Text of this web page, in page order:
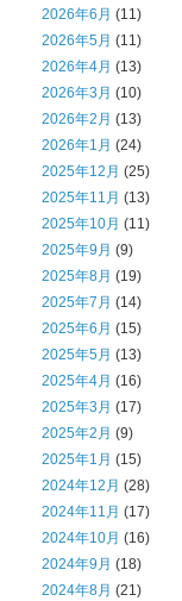
2026年6月 (11)
2026年5月 (11)
2026年4月 (13)
2026年3月 (10)
2026年2月 (13)
2026年1月 (24)
2025年12月 (25)
2025年11月 (13)
2025年10月 (11)
2025年9月 (9)
2025年8月 (19)
2025年7月 (14)
2025年6月 (15)
2025年5月 (13)
2025年4月 (16)
2025年3月 (17)
2025年2月 (9)
2025年1月 (15)
2024年12月 (28)
2024年11月 (17)
2024年10月 (16)
2024年9月 (18)
2024年8月 (21)